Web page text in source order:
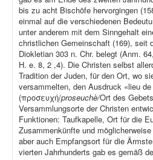
bis zu acht Bischöfe hervorgingen
einmal auf die verschiedenen
unter anderem mit dem Sinngehalt
christlichen Gemeinschaft (169), seit
Diokletian 303 n. Chr. belegt (Anm.
H. e. 8, 2 ,4). Die Christen selbst
Tradition der Juden, für den Ort, wo
versammelten, den Ausdruck «lieu de
(προσευχή/proseuchè/Ort des
Versammlungsorte der Christen
Funktionen: Taufkapelle, Ort für die
Zusammenkünfte und
aber auch Empfangsort für die
vierten Jahrhunderts gab es gemäß